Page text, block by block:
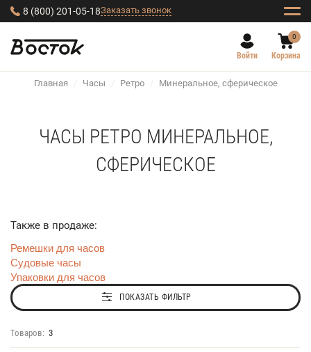
8 (800) 201-05-18Заказать звонок
Войти
0
Корзина
Главная / Часы / Ретро / Минеральное, сферическое
ЧАСЫ РЕТРО МИНЕРАЛЬНОЕ,
СФЕРИЧЕСКОЕ
Также в продаже:
Ремешки для часов
Судовые часы
Упаковки для часов
ПОКАЗАТЬ ФИЛЬТР
Товаров: 3